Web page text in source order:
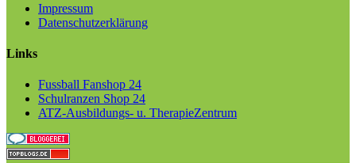
Impressum
Datenschutzerklärung
Links
Fussball Fanshop 24
Schulranzen Shop 24
ATZ-Ausbildungs- u. TherapieZentrum